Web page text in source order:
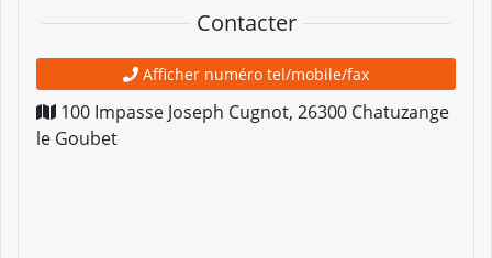
Contacter
Afficher numéro tel/mobile/fax
100 Impasse Joseph Cugnot, 26300 Chatuzange
le Goubet